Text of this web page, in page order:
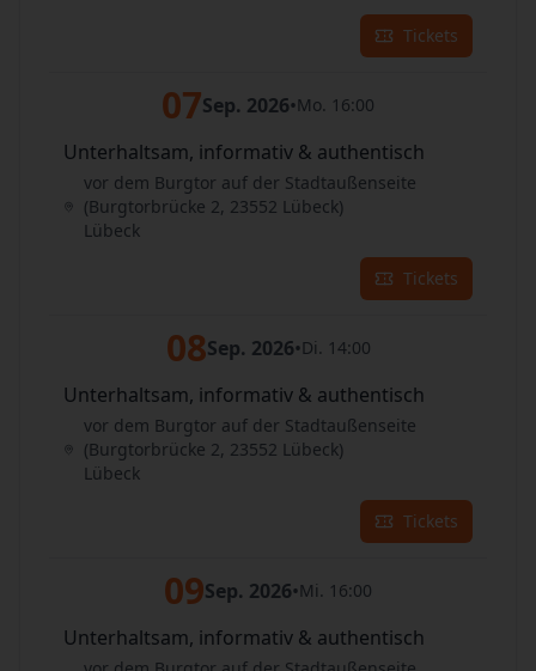
Tickets
07Sep. 2026•Mo. 16:00
Unterhaltsam, informativ & authentisch
vor dem Burgtor auf der Stadtaußenseite
(Burgtorbrücke 2, 23552 Lübeck)
Lübeck
Tickets
08Sep. 2026•Di. 14:00
Unterhaltsam, informativ & authentisch
vor dem Burgtor auf der Stadtaußenseite
(Burgtorbrücke 2, 23552 Lübeck)
Lübeck
Tickets
09Sep. 2026•Mi. 16:00
Unterhaltsam, informativ & authentisch